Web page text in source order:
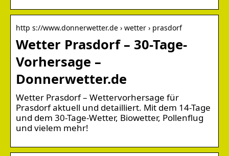
http s://www.donnerwetter.de › wetter › prasdorf
Wetter Prasdorf – 30-Tage-
Vorhersage –
Donnerwetter.de
Wetter Prasdorf – Wettervorhersage für
Prasdorf aktuell und detailliert. Mit dem 14-Tage
und dem 30-Tage-Wetter, Biowetter, Pollenflug
und vielem mehr!